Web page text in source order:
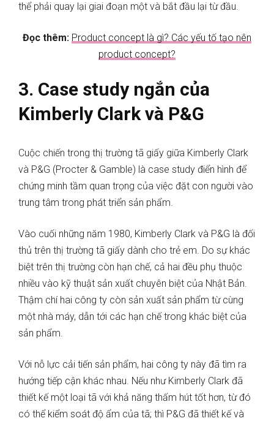
thể phải quay lại giai đoạn một và bắt đầu lại từ đầu.
Đọc thêm: Product concept là gì? Các yếu tố tạo nên
product concept?
3. Case study ngắn của
Kimberly Clark và P&G
Cuộc chiến trong thị trường tã giấy giữa Kimberly Clark
và P&G (Procter & Gamble) là case study điển hình để
chứng minh tầm quan trọng của việc đặt con người vào
trung tâm trong phát triển sản phẩm.
Vào cuối những năm 1980, Kimberly Clark và P&G là đối
thủ trên thị trường tã giấy dành cho trẻ em. Do sự khác
biệt trên thị trường còn hạn chế, cả hai đều phụ thuộc
nhiều vào kỹ thuật sản xuất chuyên biệt của Nhật Bản.
Thậm chí hai công ty còn sản xuất sản phẩm từ cùng
một nhà máy, dẫn tới các hạn chế trong khác biệt của
sản phẩm.
Với nỗ lực cải tiến sản phẩm, hai công ty này đã tìm ra
hướng tiếp cận khác nhau. Nếu như Kimberly Clark đã
thiết kế một loại tã với khả năng thấm hút tốt hơn, từ đó
có thể kiểm soát độ ẩm của tã; thì P&G đã thiết kế và